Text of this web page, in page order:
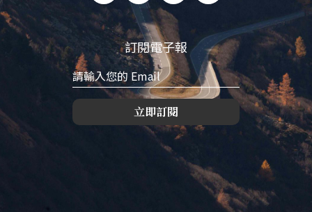
訂閱電子報
立即訂閱